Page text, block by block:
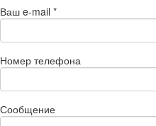
Ваш e-mail *
Номер телефона
Сообщение